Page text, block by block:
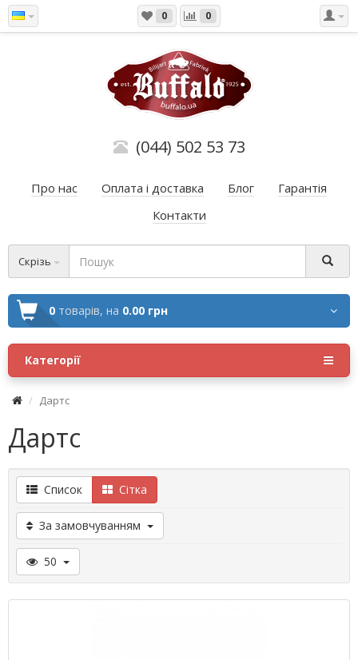
0 0
(044) 502 53 73
Про нас Оплата і доставка Блог
Гарантія
Контакти
Скрізь
0 товарів, на 0.00 грн
Категорії
Дартс
Дартс
Список Сітка
За замовчуванням
50